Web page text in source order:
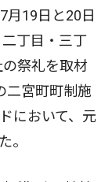
月19日と20日
丁目・三丁
祭礼を取材
二宮町町制施
において、元
。